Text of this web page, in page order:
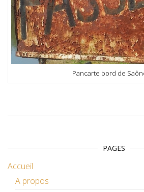
Pancarte bord de
PAGES
Accueil
A propos